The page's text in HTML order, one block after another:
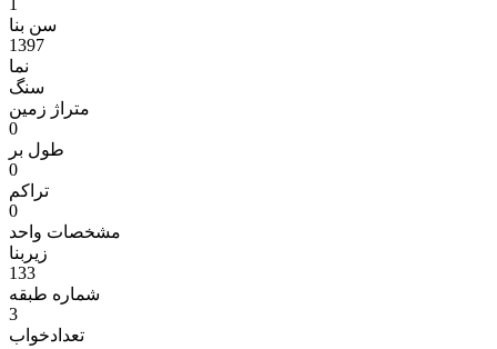
1
سن بنا
1397
نما
سنگ
متراژ زمين
0
طول بر
0
تراکم
0
مشخصات واحد
زیربنا
133
شماره طبقه
3
تعدادخواب